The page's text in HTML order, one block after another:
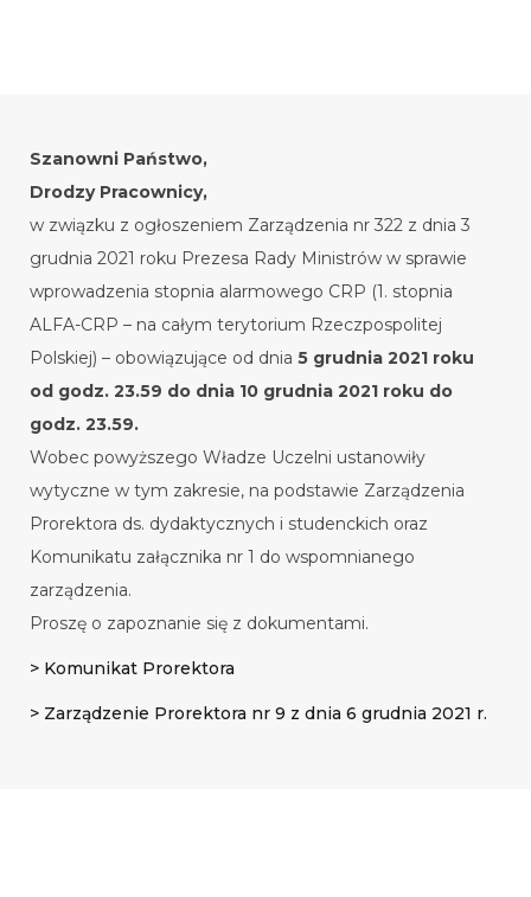
Szanowni Państwo,
Drodzy Pracownicy,
w związku z ogłoszeniem Zarządzenia nr 322 z dnia 3
grudnia 2021 roku Prezesa Rady Ministrów w sprawie
wprowadzenia stopnia alarmowego CRP (1. stopnia
ALFA-CRP – na całym terytorium Rzeczpospolitej
Polskiej) – obowiązujące od dnia 5 grudnia 2021 roku
od godz. 23.59 do dnia 10 grudnia 2021 roku do
godz. 23.59.
Wobec powyższego Władze Uczelni ustanowiły
wytyczne w tym zakresie, na podstawie Zarządzenia
Prorektora ds. dydaktycznych i studenckich oraz
Komunikatu załącznika nr 1 do wspomnianego
zarządzenia.
Proszę o zapoznanie się z dokumentami.
> Komunikat Prorektora
> Zarządzenie Prorektora nr 9 z dnia 6 grudnia 2021 r.